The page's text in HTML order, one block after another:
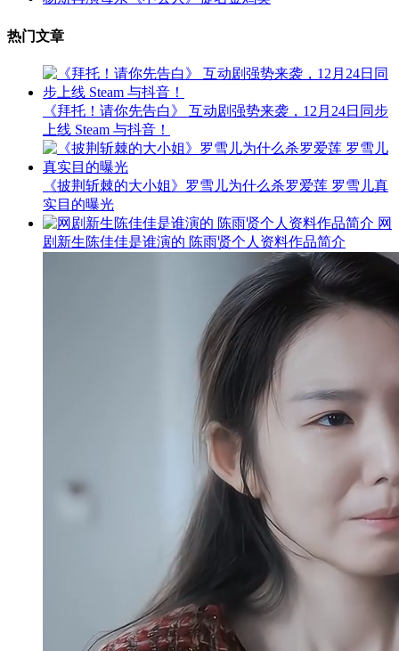
热门文章
《拜托！请你先告白》 互动剧强势来袭，12月24日同步
上线 Steam 与抖音！
《披荆斩棘的大小姐》罗雪儿为什么杀罗爱莲 罗雪儿真
实目的曝光
网
剧新生陈佳佳是谁演的 陈雨贤个人资料作品简介